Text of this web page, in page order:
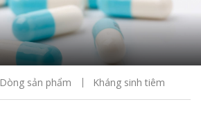
Dòng sản phẩm Kháng sinh tiêm